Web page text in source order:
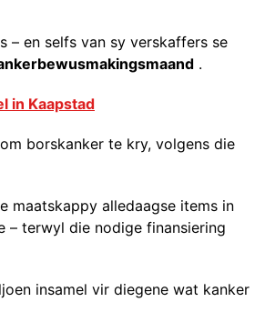
en selfs van sy verskaffers se
.
in Kaapstad
borskanker te kry, volgens die
maatskappy alledaagse items in
– terwyl die nodige finansiering
insamel vir diegene wat kanker